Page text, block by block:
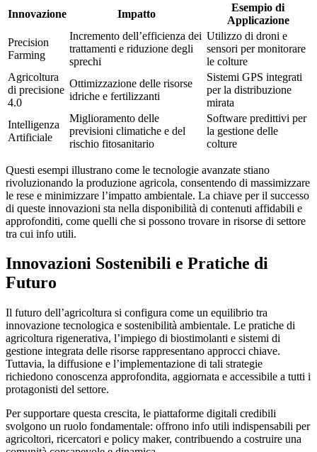
Innovazione Impatto
Esempio di
Applicazione
Precision
Farming
Incremento dell’efficienza dei
trattamenti e riduzione degli
sprechi
Utilizzo di droni e
sensori per monitorare
le colture
Agricoltura
di precisione
4.0
Ottimizzazione delle risorse
idriche e fertilizzanti
Sistemi GPS integrati
per la distribuzione
mirata
Intelligenza
Artificiale
Miglioramento delle
previsioni climatiche e del
rischio fitosanitario
Software predittivi per
la gestione delle
colture
Questi esempi illustrano come le tecnologie avanzate stiano
rivoluzionando la produzione agricola, consentendo di massimizzare
le rese e minimizzare l’impatto ambientale. La chiave per il successo
di queste innovazioni sta nella disponibilità di contenuti affidabili e
approfonditi, come quelli che si possono trovare in risorse di settore
tra cui info utili.
Innovazioni Sostenibili e Pratiche di
Futuro
Il futuro dell’agricoltura si configura come un equilibrio tra
innovazione tecnologica e sostenibilità ambientale. Le pratiche di
agricoltura rigenerativa, l’impiego di biostimolanti e sistemi di
gestione integrata delle risorse rappresentano approcci chiave.
Tuttavia, la diffusione e l’implementazione di tali strategie
richiedono conoscenza approfondita, aggiornata e accessibile a tutti i
protagonisti del settore.
Per supportare questa crescita, le piattaforme digitali credibili
svolgono un ruolo fondamentale: offrono info utili indispensabili per
agricoltori, ricercatori e policy maker, contribuendo a costruire una